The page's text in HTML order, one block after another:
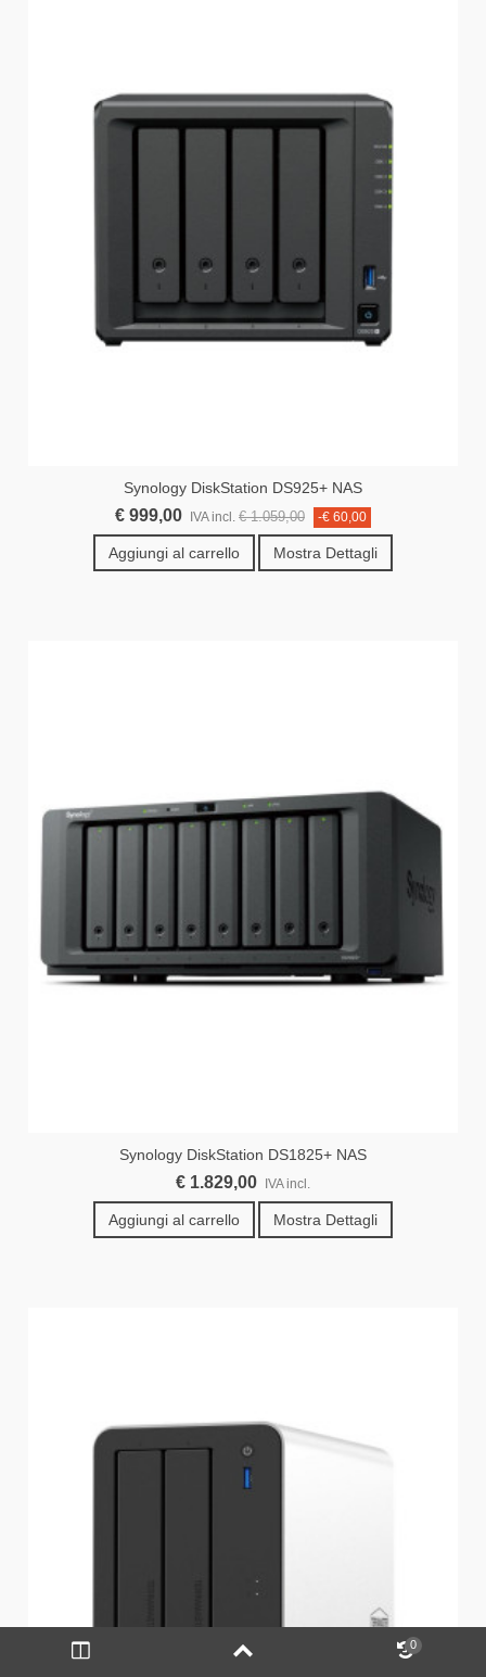
Synology DiskStation DS925+ NAS
€ 999,00 IVA incl. € 1.059,00 -€ 60,00
Aggiungi al carrello Mostra Dettagli
Synology DiskStation DS1825+ NAS
€ 1.829,00 IVA incl.
Aggiungi al carrello Mostra Dettagli
0